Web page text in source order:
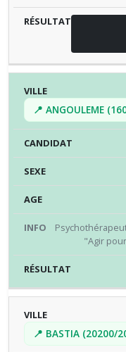
📍 ANGOULEME
"Agir
📍 BASTIA (20200/